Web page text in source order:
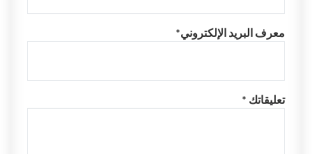
معرف البريد الإلكتروني*
تعليقاتك *